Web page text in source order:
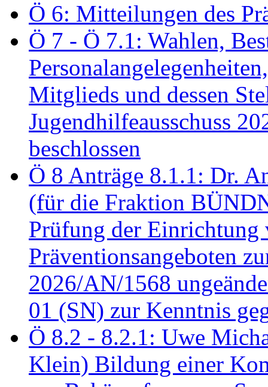
Ö 6: Mitteilungen des
Ö 7 - Ö 7.1: Wahlen,
Mitglieds und dessen
Jugendhilfeausschuss
beschlossen
Ö 8 Anträge 8.1.1: Dr.
(für die Fraktion
Prüfung der Einrichtung
Präventionsangeboten
2026/AN/1568
01 (SN) zur Kenntnis
Ö 8.2 - 8.2.1: Uwe
Klein) Bildung einer